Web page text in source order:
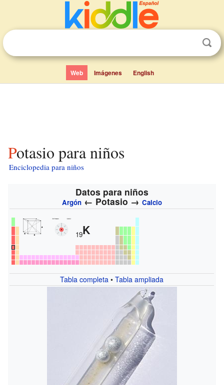
Web Imágenes English
Potasio para niños
Enciclopedia para niños
Datos para niños
Argón← Potasio → Calcio
19K
Tabla completa •Tabla ampliada